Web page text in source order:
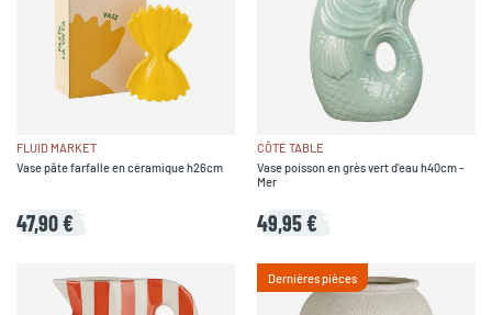
FLUID MARKET
Vase pâte farfalle en céramique h26cm
47,90 €
CÔTÉ TABLE
Vase poisson en grès vert d'eau h40cm -
Mer
49,95 €
Dernières pièces